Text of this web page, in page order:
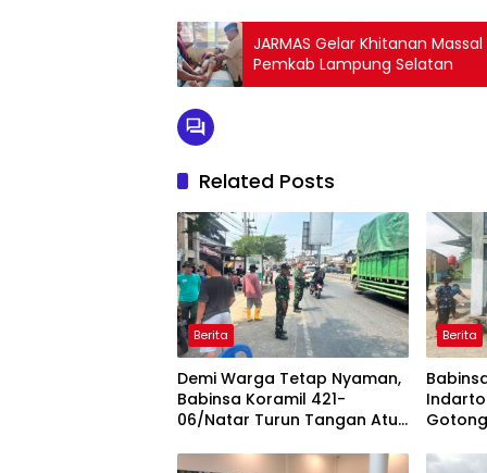
JARMAS Gelar Khitanan
Pemkab Lampung Selatan
Related Posts
Berita
Demi Warga Tetap Nyaman,
Babinsa Koramil 421-
06/Natar Turun Tangan Atur
Baiturrohim
Berita